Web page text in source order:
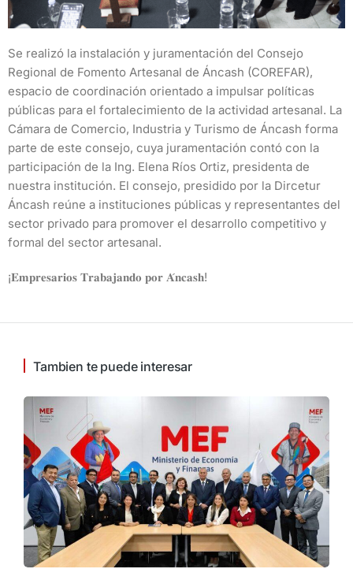
Se realizó la instalación y juramentación del Consejo
Regional de Fomento Artesanal de Áncash (COREFAR),
espacio de coordinación orientado a impulsar políticas
públicas para el fortalecimiento de la actividad artesanal. La
Cámara de Comercio, Industria y Turismo de Áncash forma
parte de este consejo, cuya juramentación contó con la
participación de la Ing. Elena Ríos Ortiz, presidenta de
nuestra institución. El consejo, presidido por la Dircetur
Áncash reúne a instituciones públicas y representantes del
sector privado para promover el desarrollo competitivo y
formal del sector artesanal.
¡𝐄𝐦𝐩𝐫𝐞𝐬𝐚𝐫𝐢𝐨𝐬 𝐓𝐫𝐚𝐛𝐚𝐣𝐚𝐧𝐝𝐨 𝐩𝐨𝐫 𝐀́𝐧𝐜𝐚𝐬𝐡!
Tambien te puede interesar